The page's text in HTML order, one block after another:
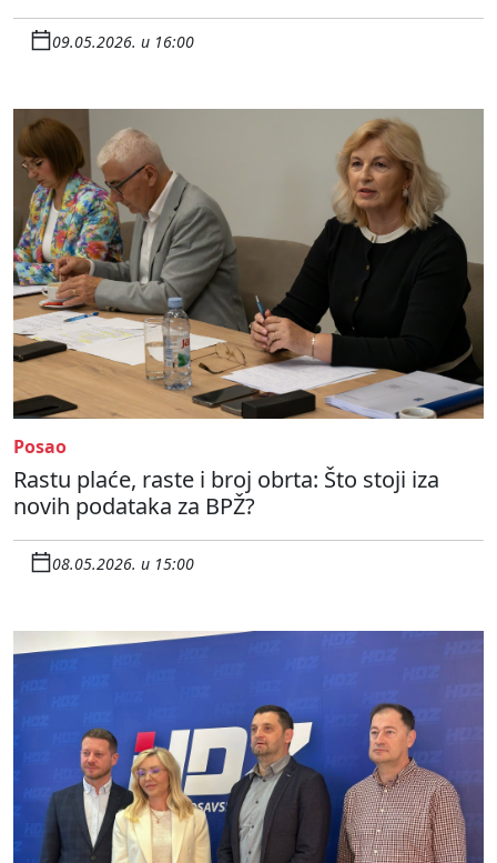
09.05.2026. u 16:00
Posao
Rastu plaće, raste i broj obrta: Što stoji iza
novih podataka za BPŽ?
08.05.2026. u 15:00